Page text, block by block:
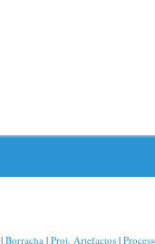
|Borracha |Proj. Artefactos|